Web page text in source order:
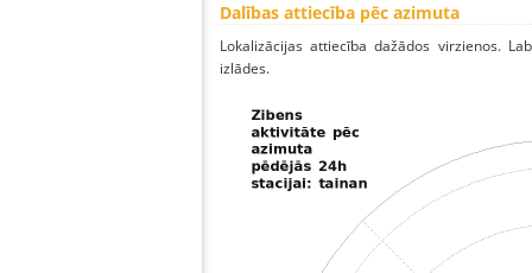
Dalības attiecība pēc azimuta
Lokalizācijas attiecība dažādos virzienos.
izlādes.